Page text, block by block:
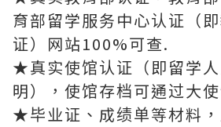
育部留学服务中心认证（
证）网站100%可查.
★真实使馆认证（即留学
明），使馆存档可通过大
★毕业证、成绩单等材料